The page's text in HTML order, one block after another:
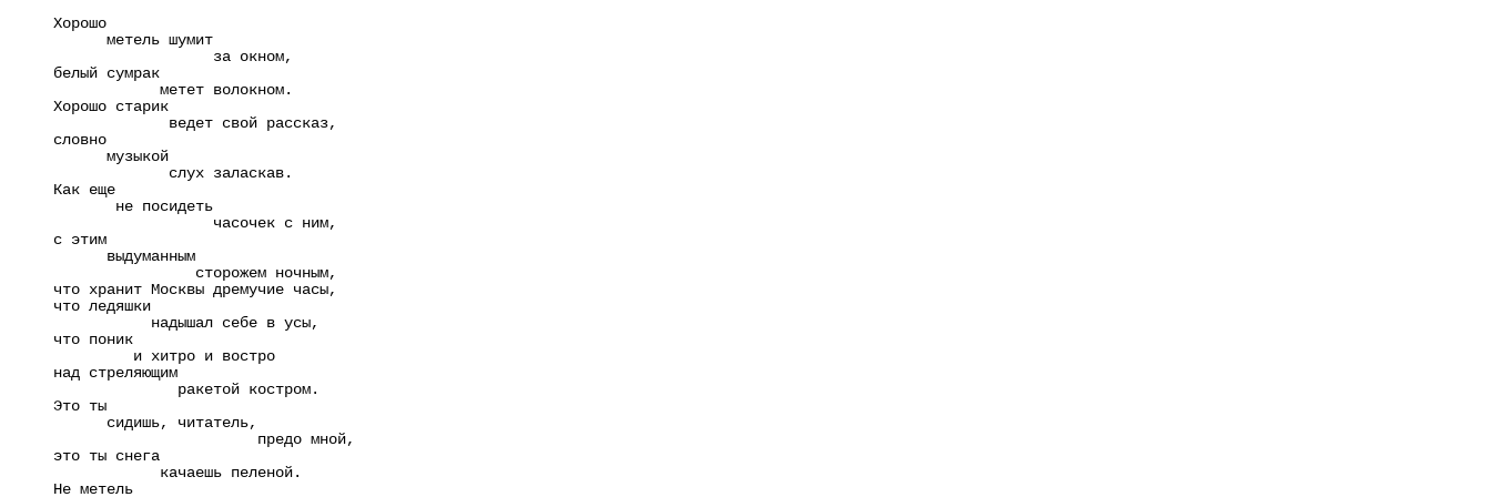
Хорошо
метель шумит
за окном,
белый сумрак
метет волокном.
Хорошо старик
ведет свой рассказ,
словно
музыкой
слух заласкав.
Как еще
не посидеть
часочек с ним,
с этим
выдуманным
сторожем ночным,
что хранит Москвы дремучие часы,
что ледяшки
надышал себе в усы,
что поник
и хитро и востро
над стреляющим
ракетой костром.
Это ты
сидишь, читатель,
предо мной,
это ты снега
качаешь пеленой.
Не метель